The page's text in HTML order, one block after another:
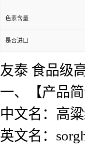
色素含量
是否进口
友泰 食品级
一、【产品简
中文名：高
英文名：